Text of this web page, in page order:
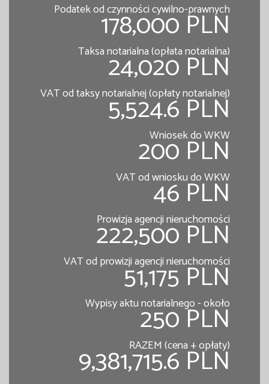
Podatek od czynności cywilno-prawnych
178,000 PLN
Taksa notarialna (opłata notarialna)
24,020 PLN
VAT od taksy notarialnej (opłaty notarialnej)
5,524.6 PLN
Wniosek do WKW
200 PLN
VAT od wniosku do WKW
46 PLN
Prowizja agencji nieruchomości
222,500 PLN
VAT od prowizji agencji nieruchomości
51,175 PLN
Wypisy aktu notarialnego - około
250 PLN
RAZEM (cena + opłaty)
9,381,715.6 PLN